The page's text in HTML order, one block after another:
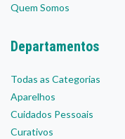
Quem Somos
Departamentos
Todas as Categorias
Aparelhos
Cuidados Pessoais
Curativos